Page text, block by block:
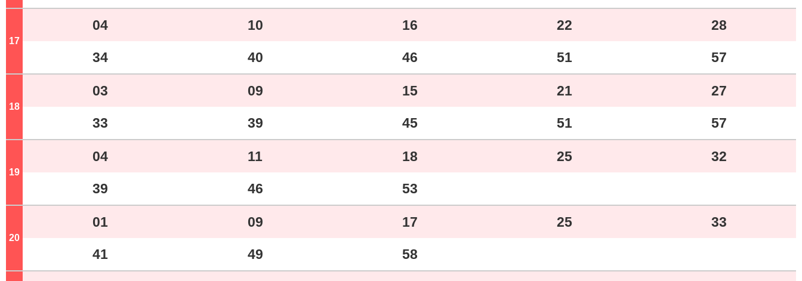
17
04 10 16 22 28
34 40 46 51 57
18
03 09 15 21 27
33 39 45 51 57
19
04 11 18 25 32
39 46 53
20
01 09 17 25 33
41 49 58